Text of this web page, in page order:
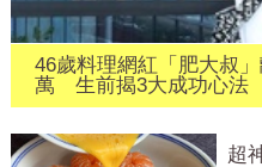
46歲料理網紅「肥大叔
萬 生前揭3大成功心法
超